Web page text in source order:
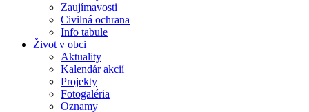
Zaujímavosti
Civilná ochrana
Info tabule
Život v obci
Aktuality
Kalendár akcií
Projekty
Fotogaléria
Oznamy